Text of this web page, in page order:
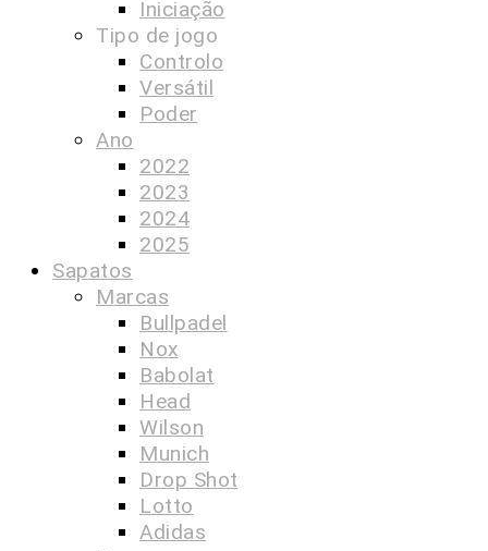
Iniciação
Tipo de jogo
Controlo
Versátil
Poder
Ano
2022
2023
2024
2025
Sapatos
Marcas
Bullpadel
Nox
Babolat
Head
Wilson
Munich
Drop Shot
Lotto
Adidas